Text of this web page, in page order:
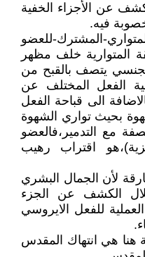
عن الأجزاء الخفية
فيه.
المشترك-للعضو
المتوارية خلف مظهر
يتصف بالقبح من
الفعل المختلف عن
الى قباحة الفعل
بحيث تواري الشهوة
مع التدمير،فالعضو
اقتراب رهيب
لأن الجمال البشري
الكشف عن الجزء
للفعل الايروسي
هنا هي انتهاك المقدس